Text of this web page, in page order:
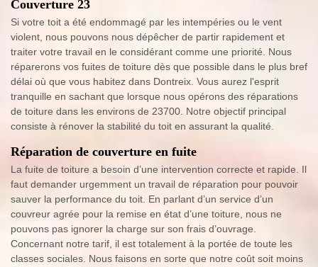
Couverture 23
Si votre toit a été endommagé par les intempéries ou le vent
violent, nous pouvons nous dépêcher de partir rapidement et
traiter votre travail en le considérant comme une priorité. Nous
réparerons vos fuites de toiture dès que possible dans le plus bref
délai où que vous habitez dans Dontreix. Vous aurez l'esprit
tranquille en sachant que lorsque nous opérons des réparations
de toiture dans les environs de 23700. Notre objectif principal
consiste à rénover la stabilité du toit en assurant la qualité.
Réparation de couverture en fuite
La fuite de toiture a besoin d’une intervention correcte et rapide. Il
faut demander urgemment un travail de réparation pour pouvoir
sauver la performance du toit. En parlant d’un service d’un
couvreur agrée pour la remise en état d’une toiture, nous ne
pouvons pas ignorer la charge sur son frais d’ouvrage.
Concernant notre tarif, il est totalement à la portée de toute les
classes sociales. Nous faisons en sorte que notre coût soit moins